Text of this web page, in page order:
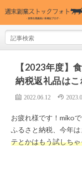
【2023年度】
納税返礼品はこ
2022.06.12
お疲れ様です！mikoで
ふるさと納税、今年
テとかはもう試しち